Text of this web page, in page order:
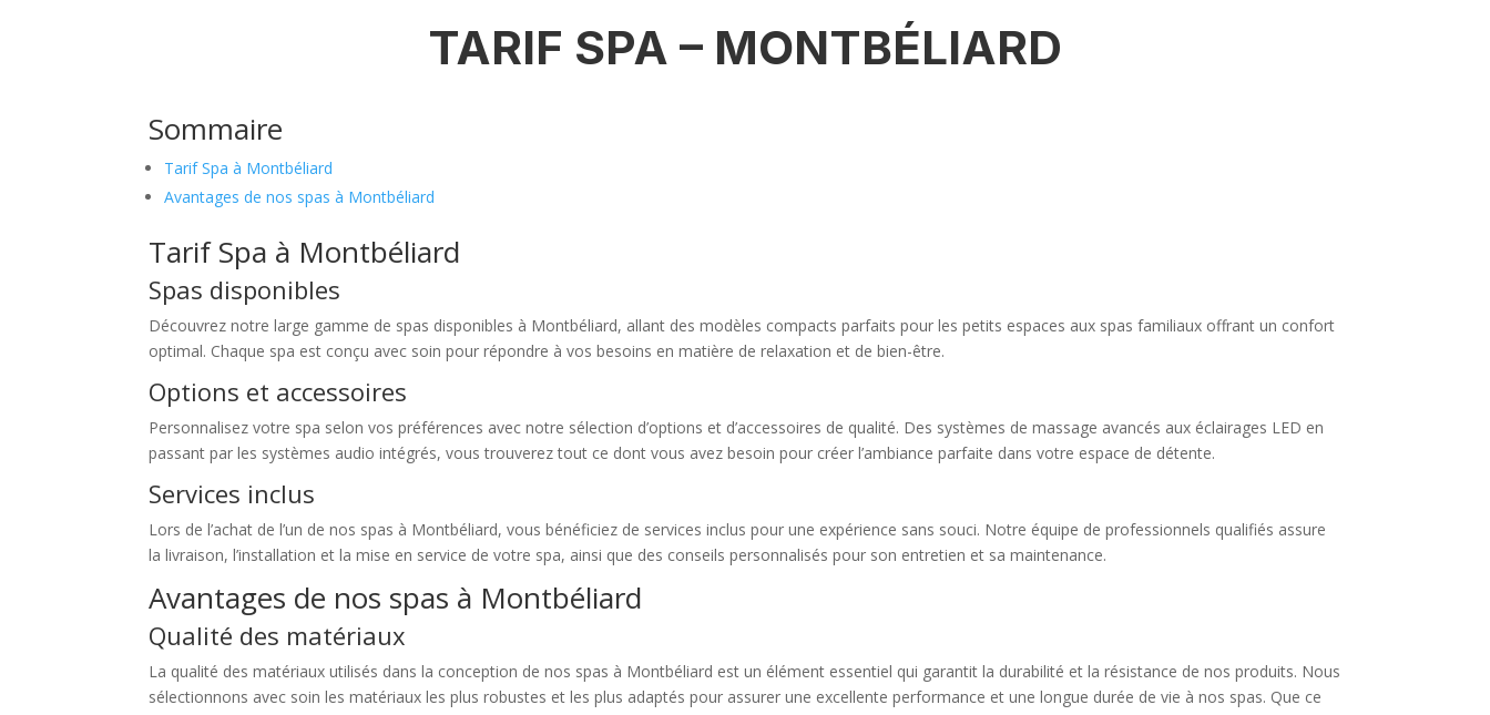
TARIF SPA – MONTBÉLIARD
Sommaire
Tarif Spa à Montbéliard
Avantages de nos spas à Montbéliard
Tarif Spa à Montbéliard
Spas disponibles
Découvrez notre large gamme de spas disponibles à Montbéliard, allant des modèles compacts parfaits pour les petits espaces aux spas familiaux offrant un confort
optimal. Chaque spa est conçu avec soin pour répondre à vos besoins en matière de relaxation et de bien-être.
Options et accessoires
Personnalisez votre spa selon vos préférences avec notre sélection d’options et d’accessoires de qualité. Des systèmes de massage avancés aux éclairages LED en
passant par les systèmes audio intégrés, vous trouverez tout ce dont vous avez besoin pour créer l’ambiance parfaite dans votre espace de détente.
Services inclus
Lors de l’achat de l’un de nos spas à Montbéliard, vous bénéficiez de services inclus pour une expérience sans souci. Notre équipe de professionnels qualifiés assure
la livraison, l’installation et la mise en service de votre spa, ainsi que des conseils personnalisés pour son entretien et sa maintenance.
Avantages de nos spas à Montbéliard
Qualité des matériaux
La qualité des matériaux utilisés dans la conception de nos spas à Montbéliard est un élément essentiel qui garantit la durabilité et la résistance de nos produits. Nous
sélectionnons avec soin les matériaux les plus robustes et les plus adaptés pour assurer une excellente performance et une longue durée de vie à nos spas. Que ce